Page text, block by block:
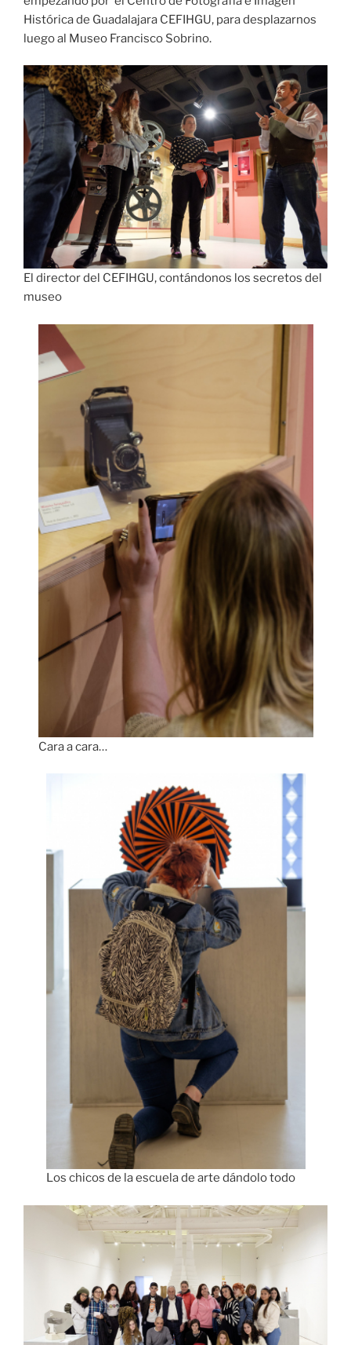
Histórica de Guadalajara CEFIHGU, para desplazarnos
luego al Museo Francisco Sobrino.
El director del CEFIHGU, contándonos los secretos del
museo
Cara a cara…
Los chicos de la escuela de arte dándolo todo